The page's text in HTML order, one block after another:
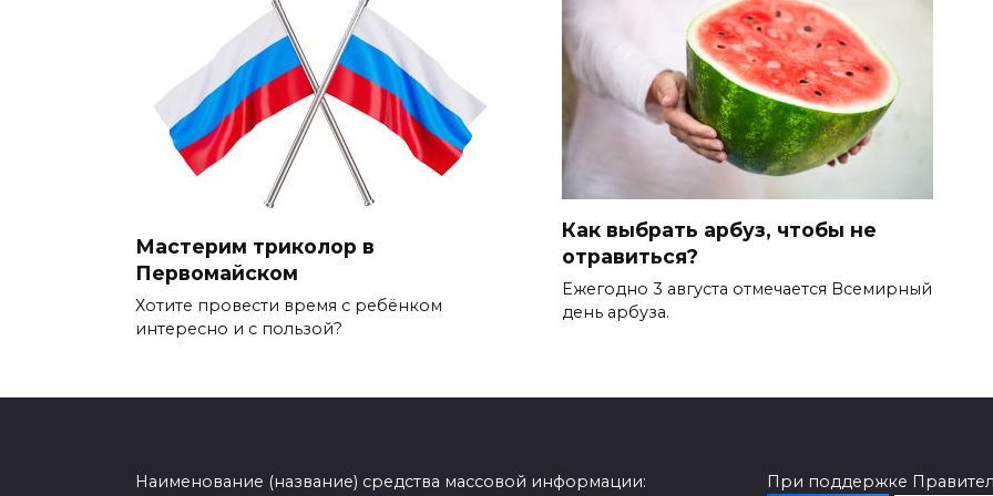
Мастерим триколор в
Первомайском
Хотите провести время с ребёнком
интересно и с пользой?
Как выбрать арбуз, чтобы не
отравиться?
Ежегодно 3 августа отмечается Всемирный
день арбуза.
Наименование (название) средства массовой информации:
При поддержке